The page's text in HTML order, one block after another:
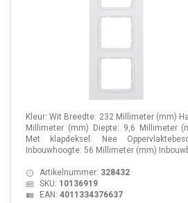
Kleur: Wit Breedte: 232 Millimeter (mm)
Millimeter (mm) Diepte: 9,6 Millimeter
Met klapdeksel: Nee
Inbouwhoogte: 56 Millimeter (mm)
Artikelnummer: 328432
SKU: 10136919
EAN: 4011334376637